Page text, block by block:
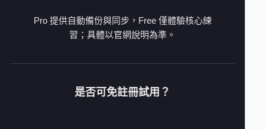
Pro 提供自動備份與同步，Free 僅體驗核心練
習；具體以官網說明為準。
是否可免註冊試用？